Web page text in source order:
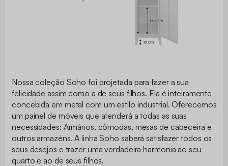
Nossa coleção Soho foi projetada para fazer a sua
felicidade assim como a de seus filhos. Ela é inteiramente
concebida em metal com um estilo industrial. Oferecemos
um painel de móveis que atenderá a todas as suas
necessidades: Armários, cômodas, mesas de cabeceira e
outros armazéns. A linha Soho saberá satisfazer todos os
seus desejos e trazer uma verdadeira harmonia ao seu
quarto e ao de seus filhos.